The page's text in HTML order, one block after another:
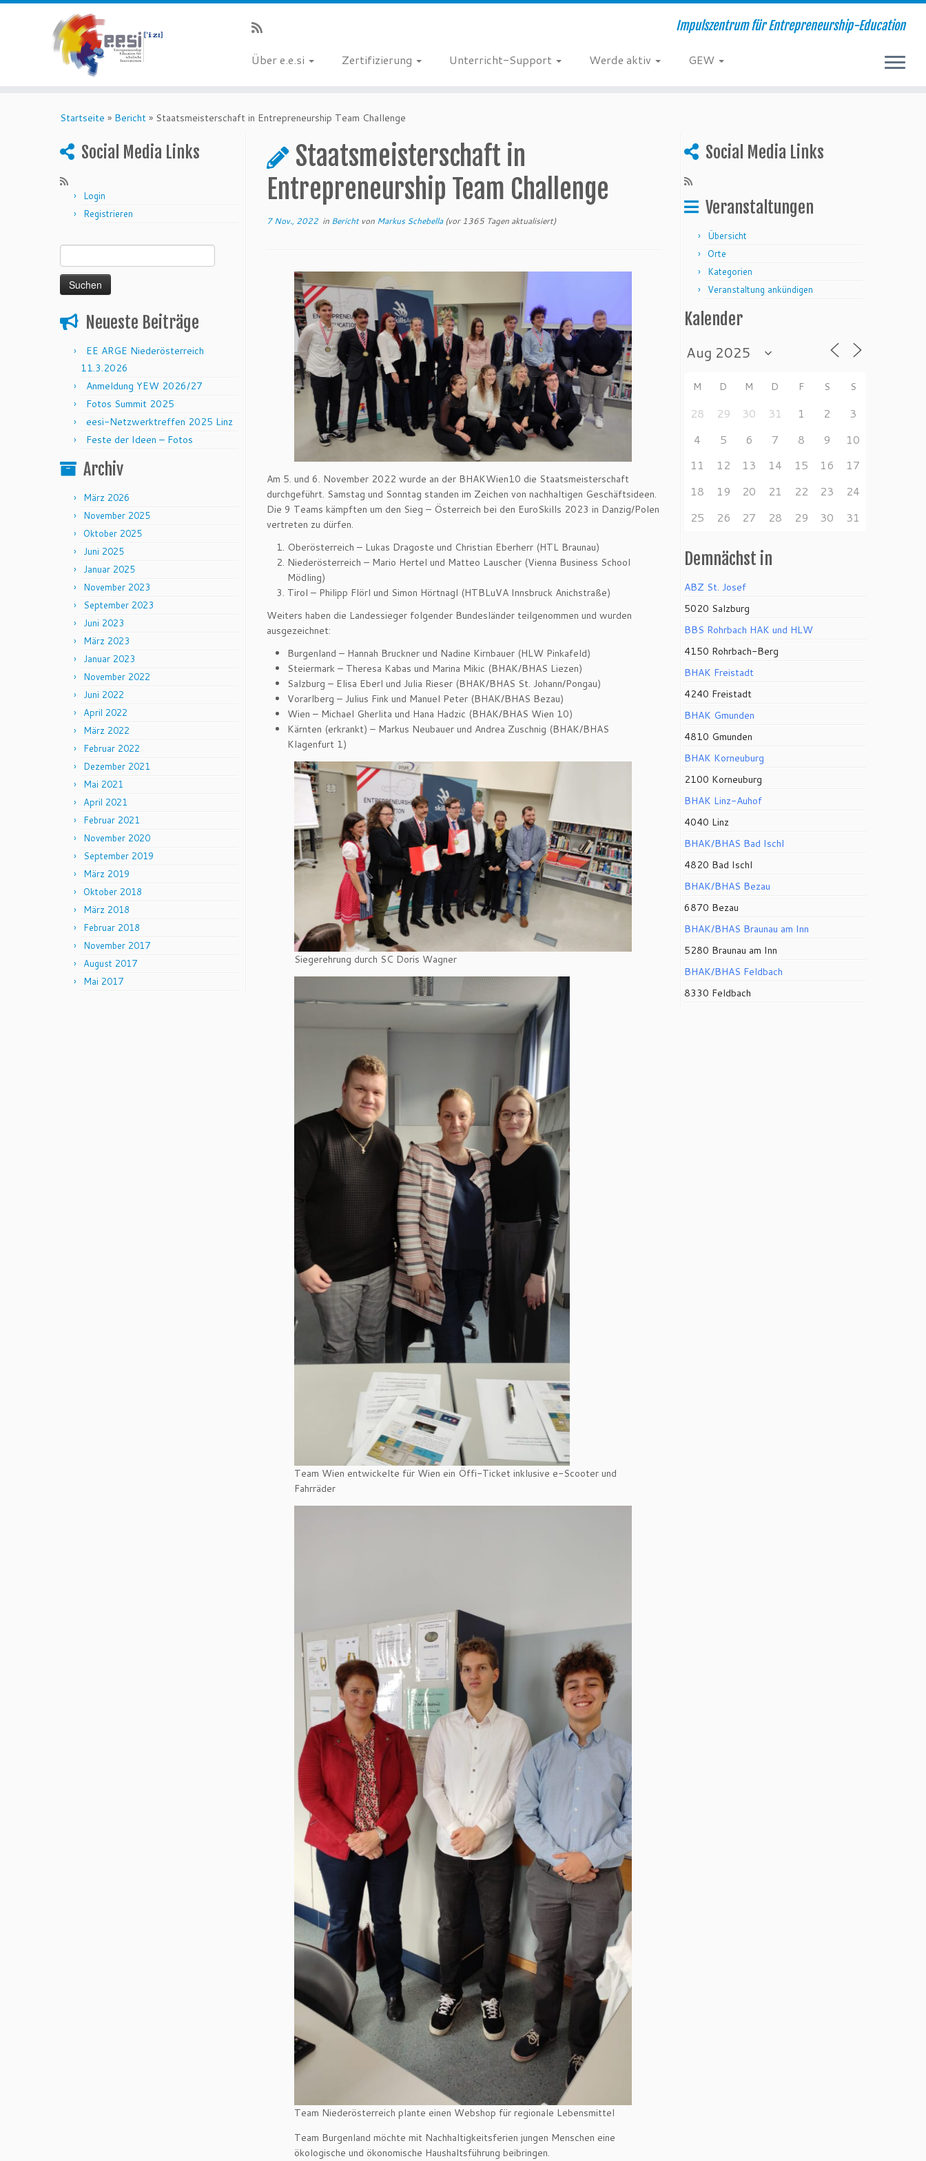
Impulszentrum für Entrepreneurship-Education
Über e.e.si Zertifizierung Unterricht-Support Werde aktiv GEW
Startseite » Bericht » Staatsmeisterschaft in Entrepreneurship Team Challenge
Social Media Links
Login
Registrieren
Neueste Beiträge
EE ARGE Niederösterreich
11.3.2026
Anmeldung YEW 2026/27
Fotos Summit 2025
eesi-Netzwerktreffen 2025 Linz
Feste der Ideen – Fotos
Archiv
März 2026
November 2025
Oktober 2025
Juni 2025
Januar 2025
November 2023
September 2023
Juni 2023
März 2023
Januar 2023
November 2022
Juni 2022
April 2022
März 2022
Februar 2022
Dezember 2021
Mai 2021
April 2021
Februar 2021
November 2020
September 2019
März 2019
Oktober 2018
März 2018
Februar 2018
November 2017
August 2017
Mai 2017
Staatsmeisterschaft in
Entrepreneurship Team Challenge
7 Nov., 2022 in Bericht von Markus Schebella(vor 1365 Tagen aktualisiert)
Am 5. und 6. November 2022 wurde an der BHAKWien10 die Staatsmeisterschaft
durchgeführt. Samstag und Sonntag standen im Zeichen von nachhaltigen Geschäftsideen.
Die 9 Teams kämpften um den Sieg – Österreich bei den EuroSkills 2023 in Danzig/Polen
vertreten zu dürfen.
Oberösterreich – Lukas Dragoste und Christian Eberherr (HTL Braunau)
Niederösterreich – Mario Hertel und Matteo Lauscher (Vienna Business School
Mödling)
Tirol – Philipp Flörl und Simon Hörtnagl (HTBLuVA Innsbruck Anichstraße)
Weiters haben die Landessieger folgender Bundesländer teilgenommen und wurden
ausgezeichnet:
Burgenland – Hannah Bruckner und Nadine Kirnbauer (HLW Pinkafeld)
Steiermark – Theresa Kabas und Marina Mikic (BHAK/BHAS Liezen)
Salzburg – Elisa Eberl und Julia Rieser (BHAK/BHAS St. Johann/Pongau)
Vorarlberg – Julius Fink und Manuel Peter (BHAK/BHAS Bezau)
Wien – Michael Gherlita und Hana Hadzic (BHAK/BHAS Wien 10)
Kärnten (erkrankt) – Markus Neubauer und Andrea Zuschnig (BHAK/BHAS
Klagenfurt 1)
Siegerehrung durch SC Doris Wagner
Team Wien entwickelte für Wien ein Öffi-Ticket inklusive e-Scooter und
Fahrräder
Team Niederösterreich plante einen Webshop für regionale Lebensmittel
Team Burgenland möchte mit Nachhaltigkeitsferien jungen Menschen eine
ökologische und ökonomische Haushaltsführung beibringen.
Social Media Links
Veranstaltungen
Übersicht
Orte
Kategorien
Veranstaltung ankündigen
Kalender
M D M D F S S
28 29 30 31 1 2
3
4
5 6 7 8 9
10
11
12 13 14 15 16
17
18
19 20 21 22 23
24
25
26 27 28 29 30 31
Demnächst in
ABZ St. Josef
5020 Salzburg
BBS Rohrbach HAK und HLW
4150 Rohrbach-Berg
BHAK Freistadt
4240 Freistadt
BHAK Gmunden
4810 Gmunden
BHAK Korneuburg
2100 Korneuburg
BHAK Linz-Auhof
4040 Linz
BHAK/BHAS Bad Ischl
4820 Bad Ischl
BHAK/BHAS Bezau
6870 Bezau
BHAK/BHAS Braunau am Inn
5280 Braunau am Inn
BHAK/BHAS Feldbach
8330 Feldbach